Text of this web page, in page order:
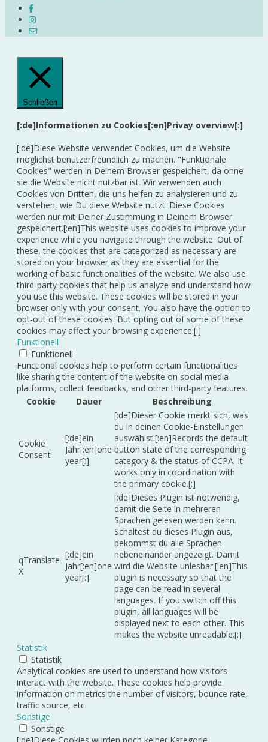
Schließen
[:de]Informationen zu Cookies[:en]Privay overview[:]
[:de]Diese Website verwendet Cookies, um die Website
möglichst benutzerfreundlich zu machen. "Funktionale
Cookies" werden in Deinem Browser gespeichert, da ohne
sie die Website nicht nutzbar ist. Wir verwenden auch
Cookies von Dritten, die uns helfen zu analysieren und zu
verstehen, wie Du diese Website nutzt. Diese Cookies
werden nur mit Deiner Zustimmung in Deinem Browser
gespeichert.[:en]This website uses cookies to improve your
experience while you navigate through the website. Out of
these, the cookies that are categorized as necessary are
stored on your browser as they are essential for the
working of basic functionalities of the website. We also use
third-party cookies that help us analyze and understand how
you use this website. These cookies will be stored in your
browser only with your consent. You also have the option to
opt-out of these cookies. But opting out of some of these
cookies may affect your browsing experience.[:]
Funktionell
Funktionell
Functional cookies help to perform certain functionalities
like sharing the content of the website on social media
platforms, collect feedbacks, and other third-party features.
Cookie
Dauer Beschreibung
Cookie
Consent
[:de]ein
Jahr[:en]one
year[:]
[:de]Dieser Cookie merkt sich, was
du in deinen Cookie-Einstellungen
auswählst.[:en]Records the default
button state of the corresponding
category & the status of CCPA. It
works only in coordination with
the primary cookie.[:]
qTranslate-
X
[:de]ein
Jahr[:en]one
year[:]
[:de]Dieses Plugin ist notwendig,
damit die Seite in mehreren
Sprachen gelesen werden kann.
Schaltest du dieses Plugin aus,
bekommst du alle Sprachen
nebeneinander angezeigt. Damit
wird die Website unlesbar.[:en]This
plugin is necessary so that the
page can be read in several
languages. If you switch off this
plugin, all languages will be
displayed next to each other. This
makes the website unreadable.[:]
Statistik
Statistik
Analytical cookies are used to understand how visitors
interact with the website. These cookies help provide
information on metrics the number of visitors, bounce rate,
traffic source, etc.
Sonstige
Sonstige